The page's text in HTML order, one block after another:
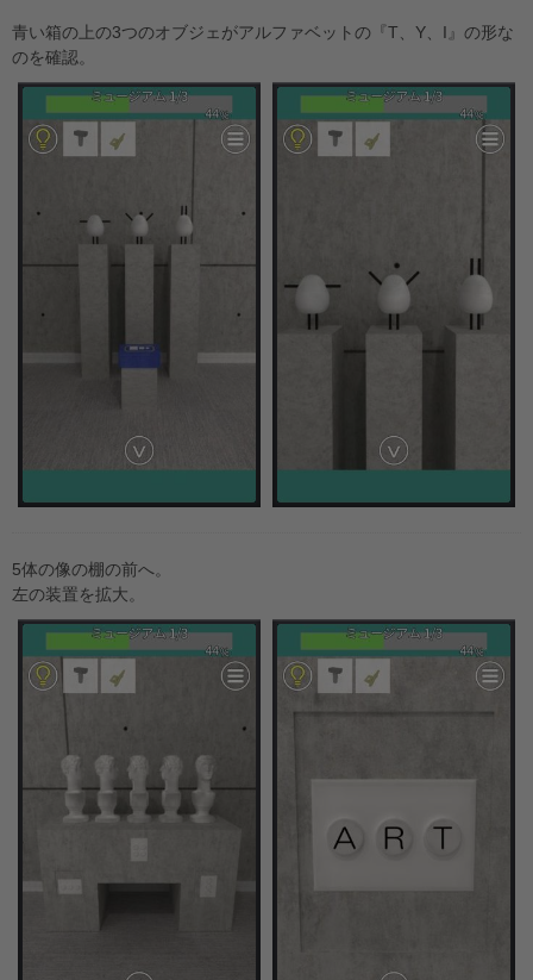
青い箱の上の3つのオブジェがアルファベットの『T、Y、I』の形な
のを確認。
5体の像の棚の前へ。
左の装置を拡大。